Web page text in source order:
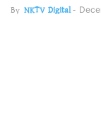
By NKTV Digital-